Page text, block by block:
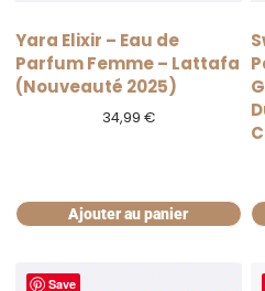
Yara Elixir – Eau de
Parfum Femme – Lattafa
(Nouveauté 2025)
34,99 €
Ajouter au panier
Save